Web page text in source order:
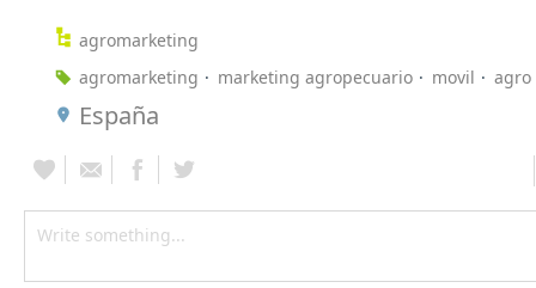
agromarketing
agromarketing
marketing agropecuario movil agro
España